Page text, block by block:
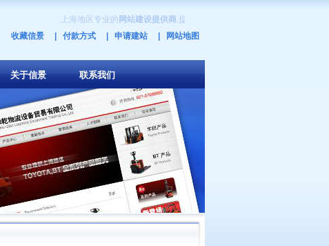
上海地区专业的网站建设提供商,提供
收藏信景
| 付款方式 | 申请建站 | 网站地图
关于信景 联系我们